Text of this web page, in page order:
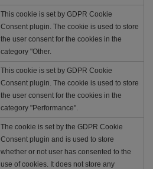
This cookie is set by GDPR Cookie
Consent plugin. The cookie is used to store
the user consent for the cookies in the
category "Other.
This cookie is set by GDPR Cookie
Consent plugin. The cookie is used to store
the user consent for the cookies in the
category "Performance".
The cookie is set by the GDPR Cookie
Consent plugin and is used to store
whether or not user has consented to the
use of cookies. It does not store any